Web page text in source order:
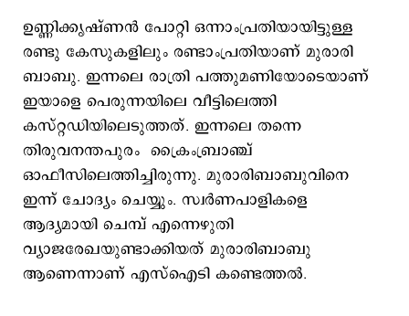
ഉണ്ണിക്കൃഷ്ണന്‍ പോറ്റി ഒന്നാംപ്രതിയായിട്ടുള്ള
രണ്ടു കേസുകളിലും രണ്ടാംപ്രതിയാണ് മുരാരി
ബാബു. ഇന്നലെ രാത്രി പത്തുമണിയോടെയാണ്
ഇയാളെ പെരുന്നയിലെ വീട്ടിലെത്തി
കസ്റ്റഡിയിലെടുത്തത്. ഇന്നലെ തന്നെ
തിരുവനന്തപുരം ക്രൈംബ്രാഞ്ച്
ഓഫീസിലെത്തിച്ചിരുന്നു. മുരാരിബാബുവിനെ
ഇന്ന് ചോദ്യം ചെയ്യും. സ്വര്‍ണപാളികളെ
ആദ്യമായി ചെമ്പ് എന്നെഴുതി
വ്യാജരേഖയുണ്ടാക്കിയത് മുരാരിബാബു
ആണെന്നാണ് എസ്ഐടി കണ്ടെത്തല്‍.